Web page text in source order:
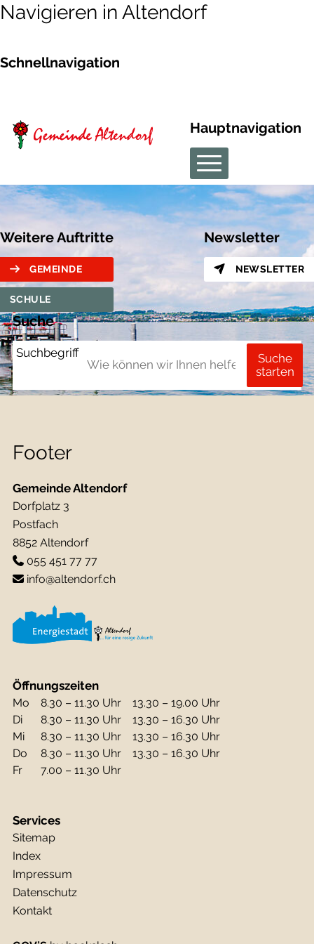
Navigieren in Altendorf
Schnellnavigation
Hauptnavigation
Weitere Auftritte
GEMEINDE
SCHULE
Newsletter
NEWSLETTER
Suche
Suchbegriff
Suche
starten
Footer
Gemeinde Altendorf
Dorfplatz 3
Postfach
8852 Altendorf
055 451 77 77
info@altendorf.ch
Öffnungszeiten
Mo 8.30 – 11.30 Uhr
13.30 – 19.00 Uhr
Di
8.30 – 11.30 Uhr
13.30 – 16.30 Uhr
Mi
8.30 – 11.30 Uhr
13.30 – 16.30 Uhr
Do
8.30 – 11.30 Uhr
13.30 – 16.30 Uhr
Fr
7.00 – 11.30 Uhr
Services
Sitemap
Index
Impressum
Datenschutz
Kontakt